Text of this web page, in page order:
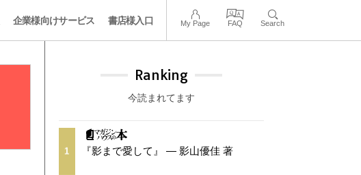
企業様向けサービス 書店様入口 My Page FAQ Search
Ranking
今読まれてます
1 『影まで愛して』 — 影山優佳 著